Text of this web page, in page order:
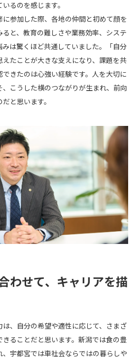
るのを感じます。
参加した際、各地の仲間と初めて顔を
と、教育の難しさや業務効率、システ
は驚くほど共通していました。「自分
たことが大きな支えになり、課題を共
きたのは心強い経験です。人を大切に
こうした横のつながりが生まれ、前向
と思います。
わせて、キャリアを描
は、自分の希望や適性に応じて、さまざ
きることだと思います。新潟では食の豊
宇都宮では車社会ならではの暮らしや